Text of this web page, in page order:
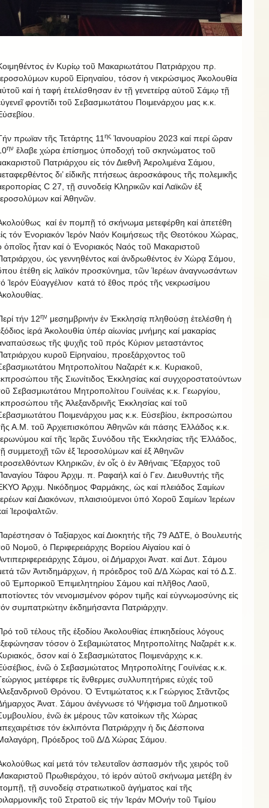
ἐν Κυρίῳ τοῦ Μακαριωτάτου Πατριάρχου πρ.
κυροῦ Εἰρηναίου, τόσον ἡ νεκρώσιμος Ἀκολουθία
καί ἡ ταφή ἐτελέσθησαν ἐν τῇ γενετείρᾳ αὐτοῦ Σάμῳ τῇ
φροντίδι τοῦ Σεβασμιωτάτου Ποιμενάρχου μας κ.κ.
πρωϊαν τῆς Τετάρτης 11 ης Ἰανουαρίου 2023 καί περί ὥραν
ην ἔλαβε χώρα ἐπίσημος ὑποδοχή τοῦ σκηνώματος τοῦ
Πατριάρχου εἰς τόν Διεθνῆ Ἀερολιμένα Σάμου,
δι’ εἰδικῆς πτήσεως ἀεροσκάφους τῆς πολεμικῆς
C 27, τῇ συνοδείᾳ Κληρικῶν καί Λαϊκῶν ἐξ
καί Ἀθηνῶν.
καί ἐν πομπῇ τό σκήνωμα μετεφέρθη καί ἀπετέθη
τόν Ἐνοριακόν Ἱερόν Ναόν Κοιμήσεως τῆς Θεοτόκου Χώρας,
ὁποῖος ἦταν καί ὁ Ἐνοριακός Ναός τοῦ Μακαριστοῦ
ὡς γεννηθέντος καί ἀνδρωθέντος ἐν Χώρᾳ Σάμου,
ἐτέθη εἰς λαϊκόν προσκύνημα, τῶν Ἱερέων ἀναγνωσάντων
Ἱερόν Εὐαγγέλιον κατά τό ἔθος πρός τῆς νεκρωσίμου
τήν 12ην μεσημβρινήν ἐν Ἐκκλησίᾳ πληθούσῃ ἐτελέσθη ἡ
ἱερά Ἀκολουθία ὑπέρ αἰωνίας μνήμης καί μακαρίας
τῆς ψυχῆς τοῦ πρός Κύριον μεταστάντος
κυροῦ Εἰρηναίου, προεξάρχοντος τοῦ
Μητροπολίτου Ναζαρέτ κ.κ. Κυριακοῦ,
τῆς Σιωνίτιδος Ἐκκλησίας καί συγχοροστατούντων
Σεβασμιωτάτου Μητροπολίτου Γουϊνέας κ.κ. Γεωργίου,
τῆς Ἀλεξανδρινῆς Ἐκκλησίας καί τοῦ
Ποιμενάρχου μας κ.κ. Εὐσεβίου, ἐκπροσώπου
Α.Μ. τοῦ Ἀρχιεπισκόπου Ἀθηνῶν κάι πάσης Ἑλλάδος κ.κ.
καί τῆς Ἱερᾶς Συνόδου τῆς Ἐκκλησίας τῆς Ἑλλάδος,
συμμετοχῇ τῶν ἐξ Ἱεροσολύμων καί ἐξ Ἀθηνῶν
Κληρικῶν, ἐν οἷς ὁ ἐν Ἀθήναις Ἔξαρχος τοῦ
Τάφου Ἀρχιμ. π. Ραφαήλ καί ὁ Γεν. Διευθυντής τῆς
Ἀρχιμ. Νικόδημος Φαρμάκης, ὡς καί πλειάδος Σαμίων
καί Διακόνων, πλαισιούμενοι ὑπό Χοροῦ Σαμίων Ἱερέων
Ἱεροψαλτῶν.
ὁ Ταξίαρχος καί Διοκητής τῆς 79 ΑΔΤΕ, ὁ Βουλευτής
Νομοῦ, ὁ Περιφερειάρχης Βορείου Αἰγαίου καί ὁ
Σάμου, οἱ Δήμαρχοι Ἀνατ. καί Δυτ. Σάμου
τῶν Ἀντιδημάρχων, ἡ πρόεδρος τοῦ Δ/Δ Χώρας καί τό Δ.Σ.
Ἐμπορικοῦ Ἐπιμελητηρίου Σάμου καί πλῆθος Λαοῦ,
τόν νενομισμένον φόρον τιμῆς καί εὐγνωμοσύνης εἰς
συμπατριώτην ἐκδημήσαντα Πατριάρχην.
τοῦ τέλους τῆς ἐξοδίου Ἀκολουθίας ἐπικηδείους λόγους
τόσον ὁ Σεβαμιώτατος Μητροπολίτης Ναζαρέτ κ.κ.
ὅσον καί ὁ Σεβασμιώτατος Ποιμενάρχης κ.κ.
ἐνῶ ὁ Σεβασμιώτατος Μητροπολίτης Γουϊνέας κ.κ.
μετέφερε τίς ἔνθερμες συλλυπητήριες εὐχές τοῦ
Θρόνου. Ὁ Ἐντιμώτατος κ.κ Γεώργιος Στᾶντζος
Ἀνατ. Σάμου ἀνέγνωσε τό Ψήφισμα τοῦ Δημοτικοῦ
ἐνῶ ἐκ μέρους τῶν κατοίκων τῆς Χώρας
τόν ἐκλιπόντα Πατριάρχην ἡ δις Δέσποινα
Πρόεδρος τοῦ Δ/Δ Χώρας Σάμου.
καί μετά τόν τελευταῖον ἀσπασμόν τῆς χειρός τοῦ
Πρωθιεράχου, τό ἱερόν αὐτοῦ σκήνωμα μετέβη ἐν
τῇ συνοδείᾳ στρατιωτικοῦ ἀγήματος καί τῆς
τοῦ Στρατοῦ εἰς τήν Ἱεράν ΜΟνήν τοῦ Τιμίου